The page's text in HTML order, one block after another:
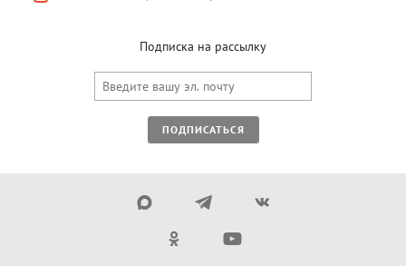
Подписка на рассылку
ПОДПИСАТЬСЯ